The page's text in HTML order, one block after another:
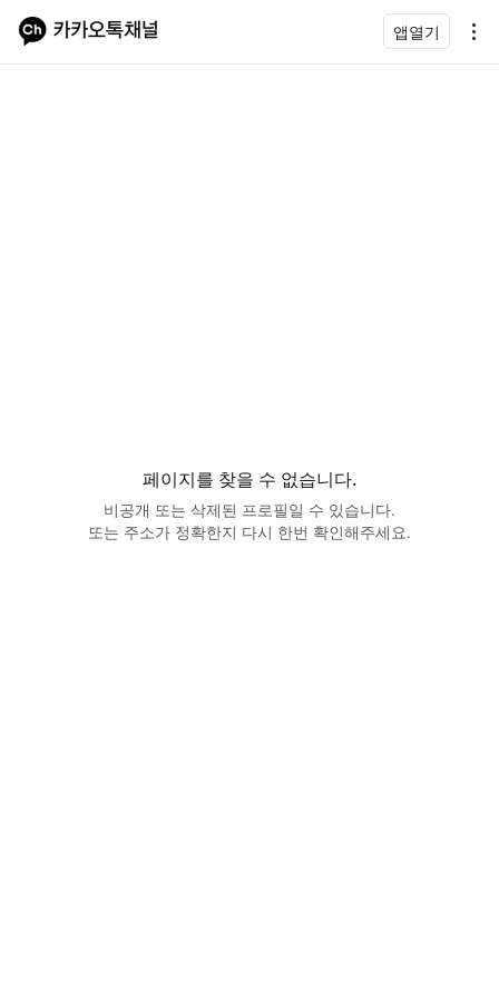
앱열기
페이지를 찾을 수 없습니다.
비공개 또는 삭제된 프로필일 수 있습니다.
또는 주소가 정확한지 다시 한번 확인해주세요.